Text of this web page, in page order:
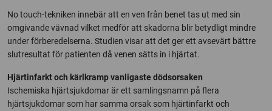
No touch-tekniken innebär att en ven från benet tas ut med sin
omgivande vävnad vilket medför att skadorna blir betydligt mindre
under förberedelserna. Studien visar att det ger ett avsevärt bättre
slutresultat för patienten då venen sätts in i hjärtat.
Hjärtinfarkt och kärlkramp vanligaste dödsorsaken
Ischemiska hjärtsjukdomar är ett samlingsnamn på flera
hjärtsjukdomar som har samma orsak som hjärtinfarkt och